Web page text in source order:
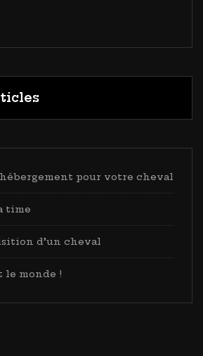
pour votre cheval
time
d’un cheval
le monde !